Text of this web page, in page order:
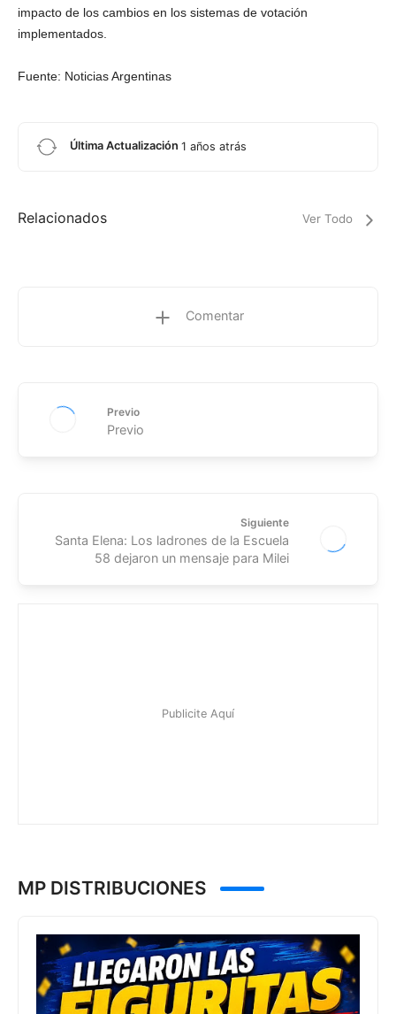
impacto de los cambios en los sistemas de votación
implementados.
Fuente: Noticias Argentinas
Última Actualización 1 años atrás
Relacionados Ver Todo
Comentar
Previo
Previo
Siguiente
Santa Elena: Los ladrones de la Escuela
58 dejaron un mensaje para Milei
MP DISTRIBUCIONES